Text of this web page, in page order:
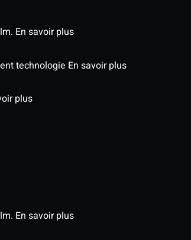
En savoir plus
technologie En savoir plus
plus
En savoir plus